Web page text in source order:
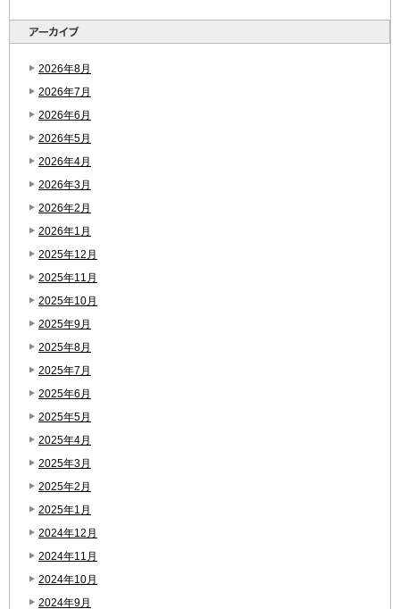
2026年8月
2026年7月
2026年6月
2026年5月
2026年4月
2026年3月
2026年2月
2026年1月
2025年12月
2025年11月
2025年10月
2025年9月
2025年8月
2025年7月
2025年6月
2025年5月
2025年4月
2025年3月
2025年2月
2025年1月
2024年12月
2024年11月
2024年10月
2024年9月